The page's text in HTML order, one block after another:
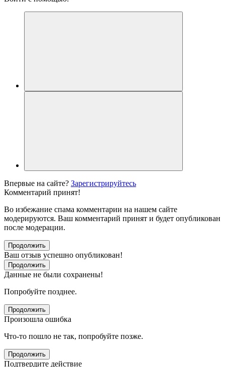
Впервые на сайте? Зарегистрируйтесь
Комментарий принят!
Во избежание спама комментарии на нашем сайте
модерируются. Ваш комментарий принят и будет опубликован
после модерации.
Продолжить
Ваш отзыв успешно опубликован!
Продолжить
Данные не были сохранены!
Попробуйте позднее.
Продолжить
Произошла ошибка
Что-то пошло не так, попробуйте позже.
Продолжить
Подтвердите действие